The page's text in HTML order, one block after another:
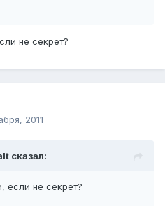
не секрет?
2011
сказал:
если не секрет?